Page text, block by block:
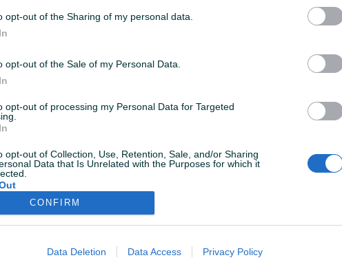
opt-out of the Sharing of my personal data.
opt-out of the Sale of my Personal Data.
opt-out of processing my Personal Data for Targeted
opt-out of Collection, Use, Retention, Sale, and/or Sharing
Data that Is Unrelated with the Purposes for which it
CONFIRM
Data Deletion Data Access Privacy Policy
evropski CE sertifikat i što je najvažnije: naši proizvodi su RoHS
vam treba kako bi počeli štediti jer vam obezbjeđujemo tehničku
kompetitivne cijene, kvalitet proizvoda, ušteda novca na računima
života narednih generacija tako što ćete obezbijediti područja sa
godine garancije, jer su naši proizvodi napravljeni od materijala
osvjetljenja i ukoliko nemate potrebno tehničko
zvaničnog distributora ili profesionalca u polju elektronike.
Sigurnost i zaštita
Podrška korisnicima